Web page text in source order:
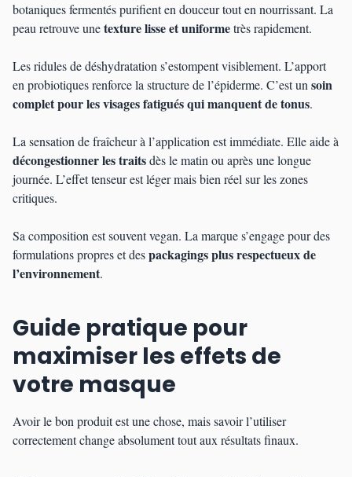
botaniques fermentés purifient en douceur tout en nourrissant. La
peau retrouve unetexture lisse et uniformetrès rapidement.
Les ridules de déshydratation s’estompent visiblement. L’apport
en probiotiques renforce la structure de l’épiderme. C’est un soin
complet pour les visages fatigués qui manquent de tonus.
La sensation de fraîcheur à l’application est immédiate. Elle aide à
décongestionner les traitsdès le matin ou après une longue
journée. L’effet tenseur est léger mais bien réel sur les zones
critiques.
Sa composition est souvent vegan. La marque s’engage pour des
formulations propres et despackagings plus respectueux de
l’environnement.
Guide pratique pour
maximiser les effets de
votre masque
Avoir le bon produit est une chose, mais savoir l’utiliser
correctement change absolument tout aux résultats finaux.